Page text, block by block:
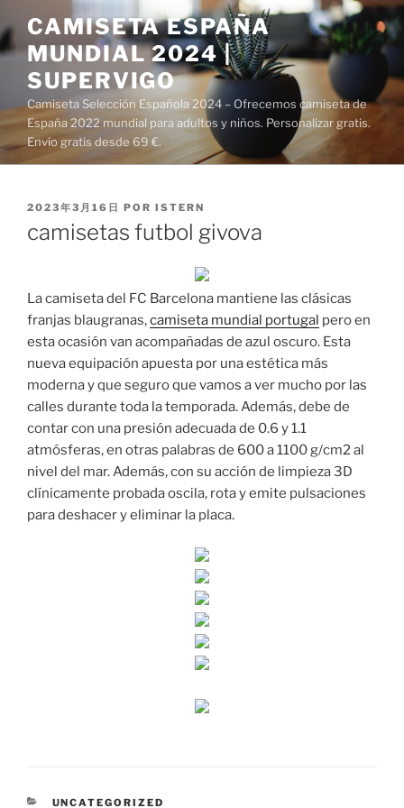
al
contenido
CAMISETA ESPAÑA
MUNDIAL 2024 |
SUPERVIGO
Camiseta Selección Española 2024 – Ofrecemos camiseta de
España 2022 mundial para adultos y niños. Personalizar gratis.
Envío gratis desde 69 €.
PUBLICADO
2023年3月16日 POR ISTERN
camisetas futbol givova
La camiseta del FC Barcelona mantiene las clásicas
franjas blaugranas,camiseta mundial portugal pero en
esta ocasión van acompañadas de azul oscuro. Esta
nueva equipación apuesta por una estética más
moderna y que seguro que vamos a ver mucho por las
calles durante toda la temporada. Además, debe de
contar con una presión adecuada de 0.6 y 1.1
atmósferas, en otras palabras de 600 a 1100 g/cm2 al
nivel del mar. Además, con su acción de limpieza 3D
clínicamente probada oscila, rota y emite pulsaciones
para deshacer y eliminar la placa.
CATEGORÍAS
UNCATEGORIZED